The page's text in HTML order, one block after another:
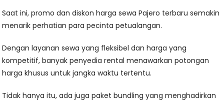
Saat ini, promo dan diskon harga sewa Pajero terbaru semakin
menarik perhatian para pecinta petualangan.
Dengan layanan sewa yang fleksibel dan harga yang
kompetitif, banyak penyedia rental menawarkan potongan
harga khusus untuk jangka waktu tertentu.
Tidak hanya itu, ada juga paket bundling yang menghadirkan